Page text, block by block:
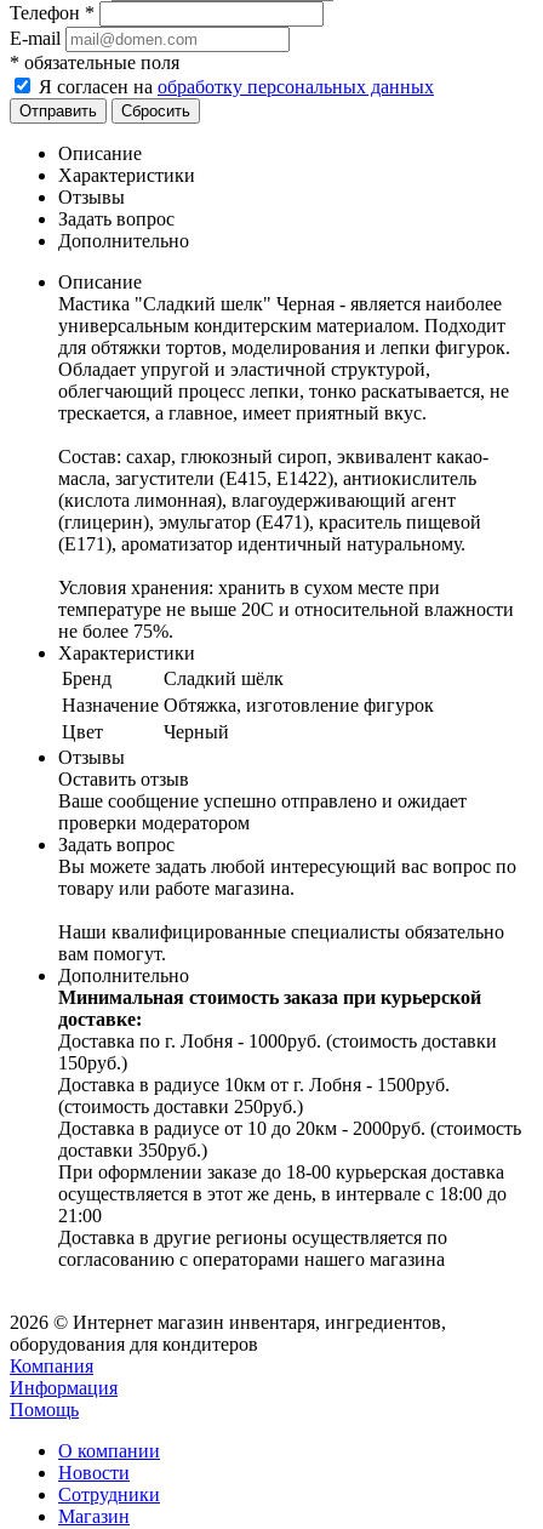
Телефон *
E-mail
* обязательные поля
Я согласен на обработку персональных данных
Отправить Сбросить
Описание
Характеристики
Отзывы
Задать вопрос
Дополнительно
Описание
Мастика "Сладкий шелк" Черная - является наиболее
универсальным кондитерским материалом. Подходит
для обтяжки тортов, моделирования и лепки фигурок.
Обладает упругой и эластичной структурой,
облегчающий процесс лепки, тонко раскатывается, не
трескается, а главное, имеет приятный вкус.
Состав: сахар, глюкозный сироп, эквивалент какао-
масла, загустители (Е415, Е1422), антиокислитель
(кислота лимонная), влагоудерживающий агент
(глицерин), эмульгатор (Е471), краситель пищевой
(Е171), ароматизатор идентичный натуральному.
Условия хранения: хранить в сухом месте при
температуре не выше 20С и относительной влажности
не более 75%.
Характеристики
Бренд
Сладкий шёлк
Назначение Обтяжка, изготовление фигурок
Цвет
Черный
Отзывы
Оставить отзыв
Ваше сообщение успешно отправлено и ожидает
проверки модератором
Задать вопрос
Вы можете задать любой интересующий вас вопрос по
товару или работе магазина.
Наши квалифицированные специалисты обязательно
вам помогут.
Дополнительно
Минимальная стоимость заказа при курьерской
доставке:
Доставка по г. Лобня - 1000руб. (стоимость доставки
150руб.)
Доставка в радиусе 10км от г. Лобня - 1500руб.
(стоимость доставки 250руб.)
Доставка в радиусе от 10 до 20км - 2000руб. (стоимость
доставки 350руб.)
При оформлении заказе до 18-00 курьерская доставка
осуществляется в этот же день, в интервале с 18:00 до
21:00
Доставка в другие регионы осуществляется по
согласованию с операторами нашего магазина
2026 © Интернет магазин инвентаря, ингредиентов,
оборудования для кондитеров
Компания
Информация
Помощь
О компании
Новости
Сотрудники
Магазин